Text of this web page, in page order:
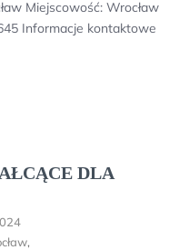
Miejscowość: Wrocław
Informacje kontaktowe
DLA
,